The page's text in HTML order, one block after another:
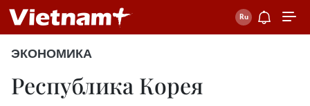
ЭКОНОМИКА
Республика Корея